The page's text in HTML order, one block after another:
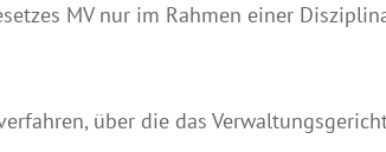
MV nur im Rahmen einer
über die das